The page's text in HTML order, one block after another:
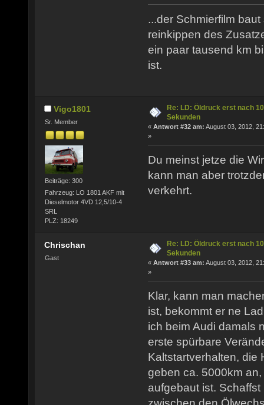
...der Schmierfilm
reinkippen des
ein paar tausend km
ist.
Vigo1801
Sr. Member
Beiträge: 300
Fahrzeug: LO 1801 AKF mit
Dieselmotor 4VD 12,5/10-4
SRL
PLZ: 18249
Re: LD: Öldruck erst nach 10
Sekunden
« Antwort #32 am: August 03, 2012,
»
Du meinst jetze die
kann man aber
verkehrt.
Chrischan
Gast
Re: LD: Öldruck erst nach 10
Sekunden
« Antwort #33 am: August 03, 2012,
»
Klar, kann man
ist, bekommt er ne
ich beim Audi damals
erste spürbare
Kaltstartverhalten, die
geben ca. 5000km
aufgebaut ist.